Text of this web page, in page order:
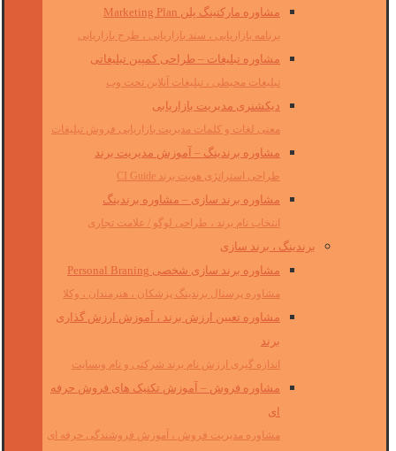
مشاوره مارکتینگ پلن Marketing Plan
برنامه بازاریابی ، سند بازاریابی ، طرح بازاریابی
مشاوره تبلیغات – طراحی کمپین تبلیغاتی
تبلیغات محیطی ، تبلیغات آنلاین تحت وب
دیکشنری مدیریت بازاریابی
معنی لغات و کلمات مدیریت بازاریابی فروش تبلیغات
مشاوره برندینگ – آموزش مدیریت برند
طراحی استراتژی هویت برند CI Guide
مشاوره برند سازی – مشاوره برندینگ
انتخاب نام برند ، طراحی لوگو / علامت تجاری
برندینگ ، برند سازی
مشاوره برند سازی شخصی Personal Braning
مشاوره پرسنال برندینگ پزشکان ، هنرمندان ، وکلا
مشاوره تعیین ارزش برند ، آموزش ارزش گذاری
برند
اندازه گیری ارزش نام برند شرکتی و نام وبسایت
مشاوره فروش – آموزش تکنیک های فروش حرفه
ای
مشاوره مدیریت فروش ، آموزش فروشندگی حرفه ای